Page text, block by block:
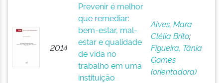
2014
Prevenir é melhor
que remediar:
bem-estar, mal-
estar e qualidade
de vida no
trabalho em uma
instituição
Alves, Mara
Clélia Brito;
Figueira, Tânia
Gomes
(orientadora)